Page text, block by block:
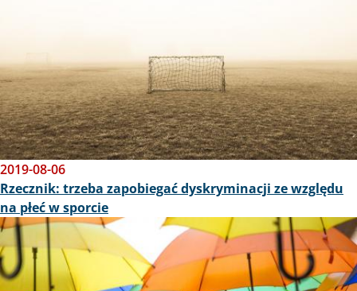
2019-08-06
Rzecznik: trzeba zapobiegać dyskryminacji ze względu
na płeć w sporcie
Obraz